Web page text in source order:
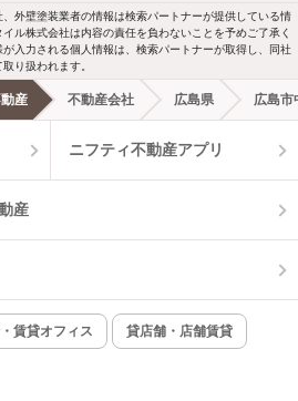
外壁塗装業者の情報は検索パートナーが提供している情
ル株式会社は内容の責任を負わないことを予めご了承く
入力される個人情報は、検索パートナーが取得し、同社
り扱われます。
産 不動産会社 広島県 広島市
ニフティ不動産アプリ
産
賃貸オフィス 貸店舗・店舗賃貸